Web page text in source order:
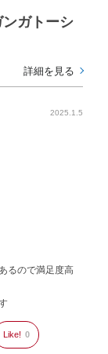
ガトーシ
詳細を見る
2025.1.5
るので満足度高
Like! 0